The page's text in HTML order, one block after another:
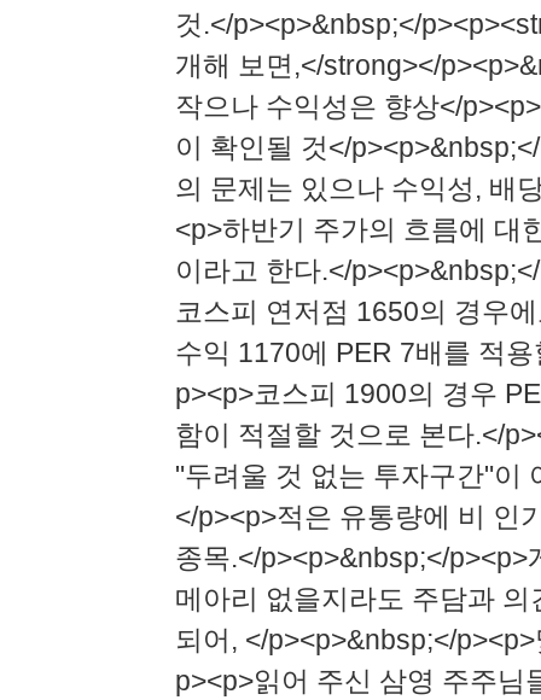
것.</p><p>&nbsp;</
개해 보면,</strong></
작으나 수익성은 향상</
이 확인될 것</
의 문제는 있으나 수익성, 배
<p>하반기 주가의 흐름에 대
이라고 한다.</
코스피 연저점 1650의 경우
수익 1170에 PER 7배를 적
p><p>코스피 1900의 경우
함이 적절할 것으로 본다.</
"두려울 것 없는 투자구간"이
</p><p>적은 유통량에 비 인
종목.</p><p>&nbsp;</
메아리 없을지라도 주담과
되어, </p><p>&nbsp;</
p><p>읽어 주신 삼영 주주님